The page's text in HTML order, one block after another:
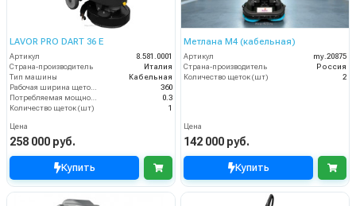
LAVOR PRO DART 36 E
Артикул
8.581.0001
Страна-производитель
Италия
Тип машины
Кабельная
360
0.3
Количество щеток (шт)
1
Цена
258 000 руб.
Купить
Метлана М4 (кабельная)
Артикул
my.20875
Страна-производитель
Россия
Количество щеток (шт)
2
Цена
142 000 руб.
Купить